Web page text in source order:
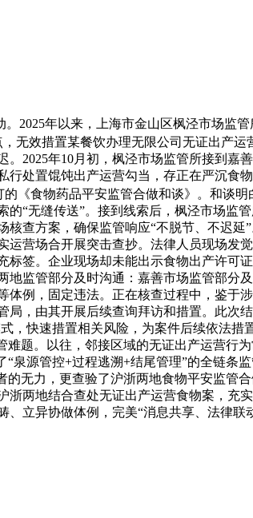
年以来，上海市金山区枫泾市场监
无效措置某餐饮办理无限公司无证出产
2025年10月初，枫泾市场监管所接到嘉
处置馄饨出产运营勾当，存正在严沉食
食物药品平安监管合做和谈》。和谈明
“无缝传送”。接到线索后，枫泾市场监
查方案，确保监管响应“不脱节、不迟
营场合开展突击查抄。法律人员现场发
签。企业现场却未能出示食物出产许可
监管部分及时沟通：嘉善市场监管部分
例，固定违法。正在核查过程中，鉴于
，由其开展后续查询拜访和措置。此次
，快速措置相关风险，为案件后续依法
题。以往，邻接区域的无证出产运营行
源管控+过程逃溯+结尾管理”的全链条
无力，更查验了沪浙两地食物平安监管
两地结合查处无证出产运营食物案，充
立异协做体例，完美“消息共享、法律联